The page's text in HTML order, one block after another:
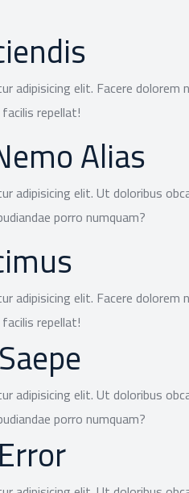
elit. Facere
repellat!
Alias
adipisicing elit. Ut doloribus
porro numquam?
elit. Facere
repellat!
adipisicing elit. Ut doloribus
porro numquam?